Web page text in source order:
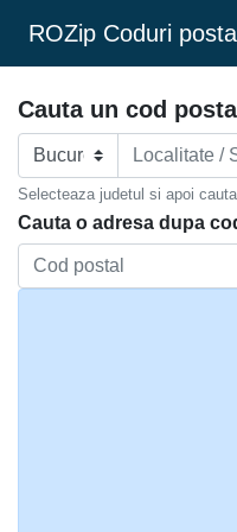
ROZip Coduri
Cauta un cod
Selecteaza judetul si apoi
Cauta o adresa dupa